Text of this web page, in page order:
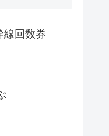
線回数券